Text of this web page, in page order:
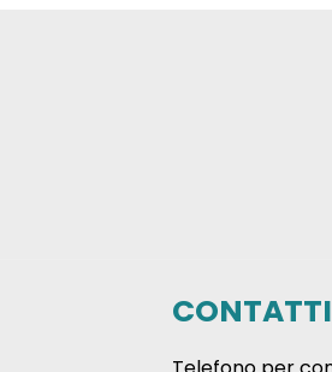
CONTATTI